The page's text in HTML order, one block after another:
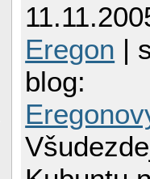
Eregon |
blog: